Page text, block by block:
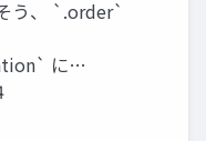
う、 `.order`
に…